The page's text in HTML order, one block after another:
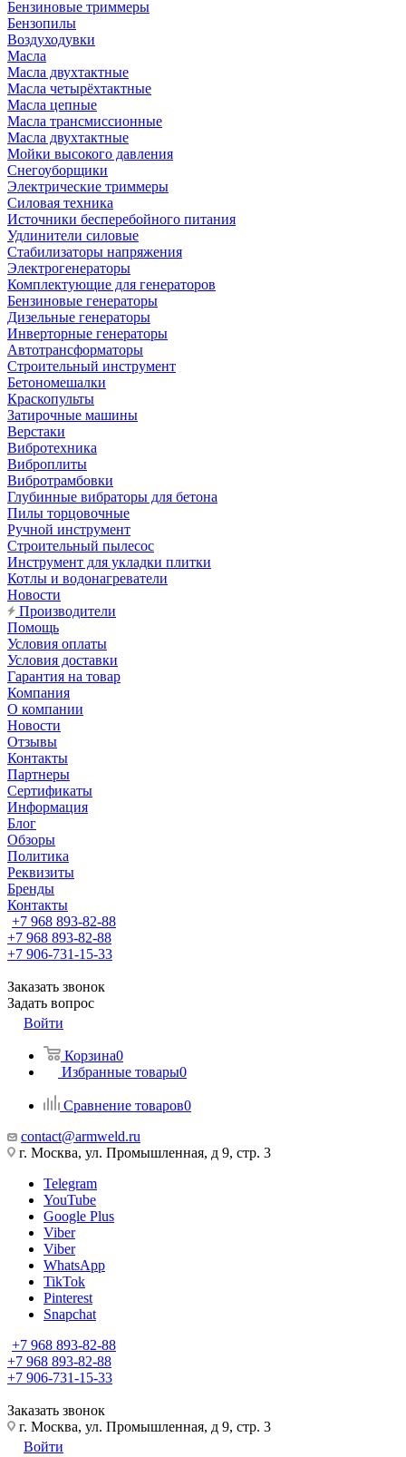
Бензиновые триммеры
Бензопилы
Воздуходувки
Масла
Масла двухтактные
Масла четырёхтактные
Масла цепные
Масла трансмиссионные
Масла двухтактные
Мойки высокого давления
Снегоуборщики
Электрические триммеры
Силовая техника
Источники бесперебойного питания
Удлинители силовые
Стабилизаторы напряжения
Электрогенераторы
Комплектующие для генераторов
Бензиновые генераторы
Дизельные генераторы
Инверторные генераторы
Автотрансформаторы
Строительный инструмент
Бетономешалки
Краскопульты
Затирочные машины
Верстаки
Вибротехника
Виброплиты
Вибротрамбовки
Глубинные вибраторы для бетона
Пилы торцовочные
Ручной инструмент
Строительный пылесос
Инструмент для укладки плитки
Котлы и водонагреватели
Новости
Производители
Помощь
Условия оплаты
Условия доставки
Гарантия на товар
Компания
О компании
Новости
Отзывы
Контакты
Партнеры
Сертификаты
Информация
Блог
Обзоры
Политика
Реквизиты
Бренды
Контакты
+7 968 893-82-88
+7 968 893-82-88
+7 906-731-15-33
Заказать звонок
Задать вопрос
Войти
Корзина0
Избранные товары0
Сравнение товаров0
contact@armweld.ru
г. Москва, ул. Промышленная, д 9, стр. 3
Telegram
YouTube
Google Plus
Viber
Viber
WhatsApp
TikTok
Pinterest
Snapchat
+7 968 893-82-88
+7 968 893-82-88
+7 906-731-15-33
Заказать звонок
г. Москва, ул. Промышленная, д 9, стр. 3
Войти